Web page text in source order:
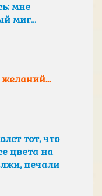
мне
миг...
тот, что
цвета на
печали